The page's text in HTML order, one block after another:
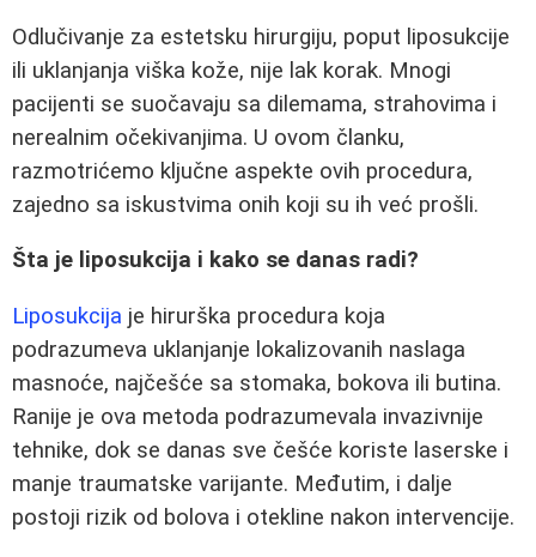
Odlučivanje za estetsku hirurgiju, poput liposukcije
ili uklanjanja viška kože, nije lak korak. Mnogi
pacijenti se suočavaju sa dilemama, strahovima i
nerealnim očekivanjima. U ovom članku,
razmotrićemo ključne aspekte ovih procedura,
zajedno sa iskustvima onih koji su ih već prošli.
Šta je liposukcija i kako se danas radi?
Liposukcija je hirurška procedura koja
podrazumeva uklanjanje lokalizovanih naslaga
masnoće, najčešće sa stomaka, bokova ili butina.
Ranije je ova metoda podrazumevala invazivnije
tehnike, dok se danas sve češće koriste laserske i
manje traumatske varijante. Međutim, i dalje
postoji rizik od bolova i otekline nakon intervencije.